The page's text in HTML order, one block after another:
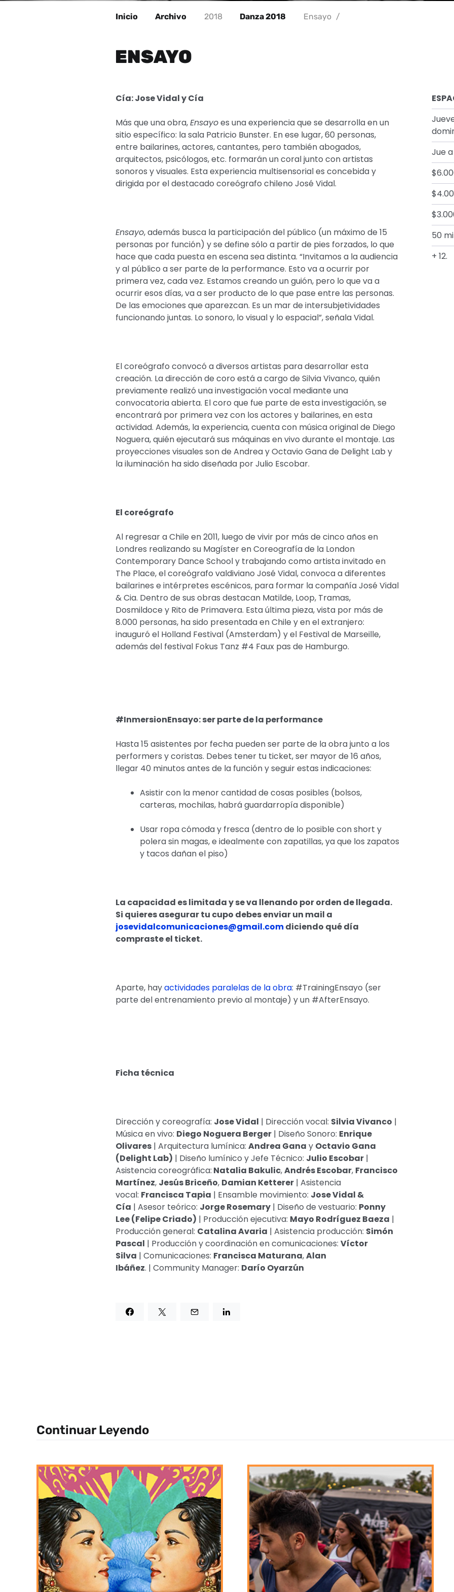
Inicio Archivo 2018 Danza 2018 Ensayo /
ENSAYO
Cía: Jose Vidal y Cía
Más que una obra,Ensayoes una experiencia que se desarrolla en un
sitio específico: la sala Patricio Bunster. En ese lugar, 60 personas,
entre bailarines, actores, cantantes, pero también abogados,
arquitectos, psicólogos, etc. formarán un coral junto con artistas
sonoros y visuales. Esta experiencia multisensorial es concebida y
dirigida por el destacado coreógrafo chileno José Vidal.
Ensayo, además busca la participación del público (un máximo de 15
personas por función) y se define sólo a partir de pies forzados, lo que
hace que cada puesta en escena sea distinta. “Invitamos a la audiencia
y al público a ser parte de la performance. Esto va a ocurrir por
primera vez, cada vez. Estamos creando un guión, pero lo que va a
ocurrir esos días, va a ser producto de lo que pase entre las personas.
De las emociones que aparezcan. Es un mar de intersubjetividades
funcionando juntas. Lo sonoro, lo visual y lo espacial”, señala Vidal.
El coreógrafo convocó a diversos artistas para desarrollar esta
creación. La dirección de coro está a cargo de Silvia Vivanco, quién
previamente realizó una investigación vocal mediante una
convocatoria abierta. El coro que fue parte de esta investigación, se
encontrará por primera vez con los actores y bailarines, en esta
actividad. Además, la experiencia, cuenta con música original de Diego
Noguera, quién ejecutará sus máquinas en vivo durante el montaje. Las
proyecciones visuales son de Andrea y Octavio Gana de Delight Lab y
la iluminación ha sido diseñada por Julio Escobar.
El coreógrafo
Al regresar a Chile en 2011, luego de vivir por más de cinco años en
Londres realizando su Magíster en Coreografía de la London
Contemporary Dance School y trabajando como artista invitado en
The Place, el coreógrafo valdiviano José Vidal, convoca a diferentes
bailarines e intérpretes escénicos, para formar la compañía José Vidal
& Cia. Dentro de sus obras destacan Matilde, Loop, Tramas,
Dosmildoce y Rito de Primavera. Esta última pieza, vista por más de
8.000 personas, ha sido presentada en Chile y en el extranjero:
inauguró el Holland Festival (Amsterdam) y el Festival de Marseille,
además del festival Fokus Tanz #4 Faux pas de Hamburgo.
#InmersionEnsayo: ser parte de la performance
Hasta 15 asistentes por fecha pueden ser parte de la obra junto a los
performers y coristas. Debes tener tu ticket, ser mayor de 16 años,
llegar 40 minutos antes de la función y seguir estas indicaciones:
Asistir con la menor cantidad de cosas posibles (bolsos,
carteras, mochilas, habrá guardarropía disponible)
Usar ropa cómoda y fresca (dentro de lo posible con short y
polera sin magas, e idealmente con zapatillas, ya que los zapatos
y tacos dañan el piso)
La capacidad es limitada y se va llenando por orden de llegada.
Si quieres asegurar tu cupo debes enviar un mail a
josevidalcomunicaciones@gmail.comdiciendo qué día
compraste el ticket.
Aparte, hayactividades paralelas de la obra: #TrainingEnsayo (ser
parte del entrenamiento previo al montaje) y un #AfterEnsayo.
Ficha técnica
Dirección y coreografía: Jose Vidal | Dirección vocal: Silvia Vivanco |
Música en vivo: Diego Noguera Berger | Diseño Sonoro: Enrique
Olivares | Arquitectura lumínica: Andrea Gana y Octavio Gana
(Delight Lab) | Diseño lumínico y Jefe Técnico: Julio Escobar |
Asistencia coreográfica: Natalia Bakulic,Andrés Escobar, Francisco
Martínez, Jesús Briceño, Damian Ketterer | Asistencia
vocal: Francisca Tapia | Ensamble movimiento: Jose Vidal &
Cía | Asesor teórico: Jorge Rosemary | Diseño de vestuario: Ponny
Lee (Felipe Criado) | Producción ejecutiva: Mayo Rodríguez Baeza |
Producción general: Catalina Avaria | Asistencia producción: Simón
Pascal | Produccióny coordinación en comunicaciones: Víctor
Silva | Comunicaciones: Francisca Maturana,Alan
Ibáñez. | Community Manager: Darío Oyarzún
Jue
50
+ 12.
Continuar Leyendo